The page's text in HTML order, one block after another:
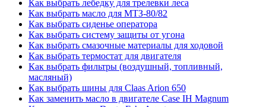
Как выбрать лебедку для трелевки леса
Как выбрать масло для МТЗ-80/82
Как выбрать сиденье оператора
Как выбрать систему защиты от угона
Как выбрать смазочные материалы для ходовой
Как выбрать термостат для двигателя
Как выбрать фильтры (воздушный, топливный,
масляный)
Как выбрать шины для Claas Arion 650
Как заменить масло в двигателе Case IH Magnum